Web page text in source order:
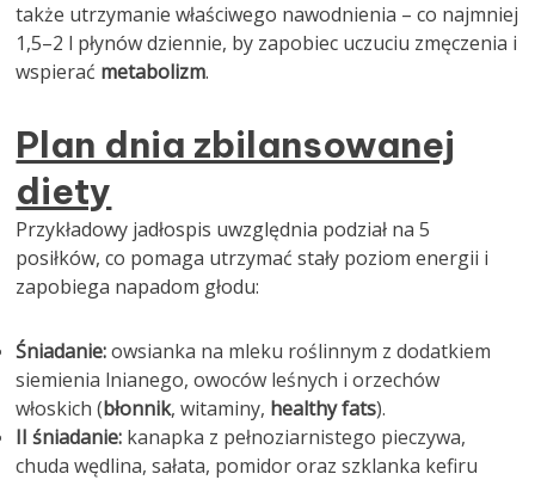
także utrzymanie właściwego nawodnienia – co najmniej
1,5–2 l płynów dziennie, by zapobiec uczuciu zmęczenia i
wspierać metabolizm.
Plan dnia zbilansowanej
diety
Przykładowy jadłospis uwzględnia podział na 5
posiłków, co pomaga utrzymać stały poziom energii i
zapobiega napadom głodu:
Śniadanie:owsianka na mleku roślinnym z dodatkiem
siemienia lnianego, owoców leśnych i orzechów
włoskich (błonnik, witaminy, healthy fats).
II śniadanie: kanapka z pełnoziarnistego pieczywa,
chuda wędlina, sałata, pomidor oraz szklanka kefiru